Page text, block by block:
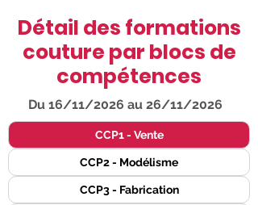
Détail des formations
couture par blocs de
compétences
Du 16/11/2026 au 26/11/2026
CCP1 - Vente
CCP2 - Modélisme
CCP3 - Fabrication